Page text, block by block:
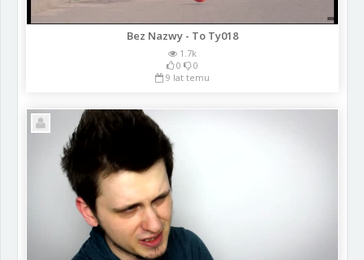
Bez Nazwy - To Ty018
1.7k
0
0
9 lat temu